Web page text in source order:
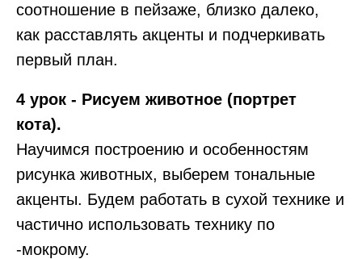
соотношение в пейзаже, близко далеко,
как расставлять акценты и подчеркивать
первый план.
4 урок - Рисуем животное (портрет
кота).
Научимся построению и особенностям
рисунка животных, выберем тональные
акценты. Будем работать в сухой технике и
частично использовать технику по
-мокрому.